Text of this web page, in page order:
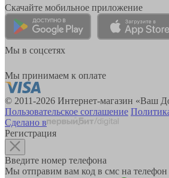
Скачайте мобильное приложение
Мы в соцсетях
Мы принимаем к оплате
© 2011-2026 Интернет-магазин «Ваш
Пользовательское соглашение
Сделано в
Регистрация
Введите номер телефона
Мы отправим вам код в смс на